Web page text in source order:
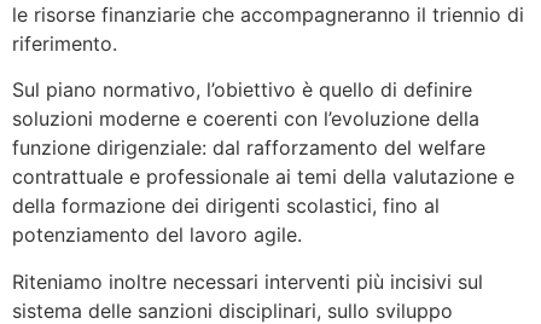
le risorse finanziarie che accompagneranno il triennio di
riferimento.
Sul piano normativo, l’obiettivo è quello di definire
soluzioni moderne e coerenti con l’evoluzione della
funzione dirigenziale: dal rafforzamento del welfare
contrattuale e professionale ai temi della valutazione e
della formazione dei dirigenti scolastici, fino al
potenziamento del lavoro agile.
Riteniamo inoltre necessari interventi più incisivi sul
sistema delle sanzioni disciplinari, sullo sviluppo